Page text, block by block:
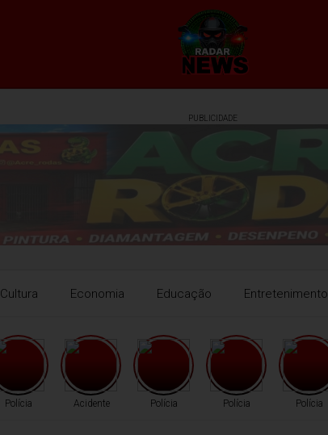
PUBLICIDADE
Cultura Economia Educação Entretenimento
Polícia Acidente Polícia Polícia Polícia